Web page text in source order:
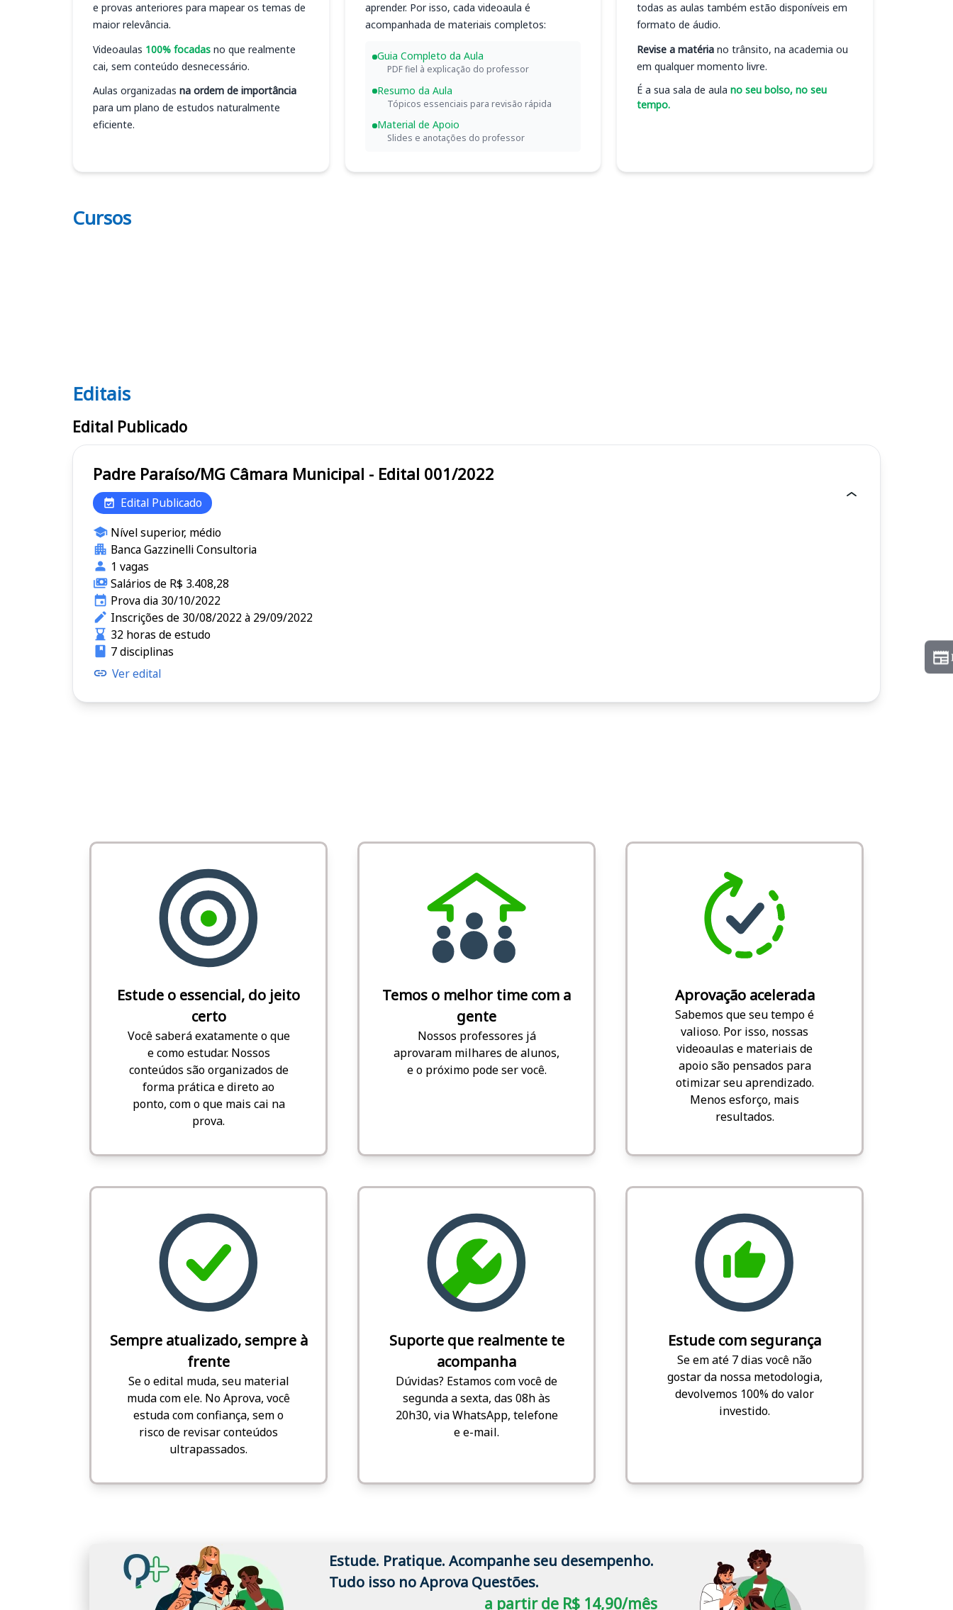
e provas anteriores para mapear os temas de
maior relevância.
Videoaulas 100% focadas no que realmente
cai, sem conteúdo desnecessário.
Aulas organizadas na ordem de importância
para um plano de estudos naturalmente
eficiente.
aprender. Por isso, cada videoaula é
acompanhada de materiais completos:
Guia Completo da Aula
PDF fiel à explicação do professor
Resumo da Aula
Tópicos essenciais para revisão rápida
Material de Apoio
Slides e anotações do professor
todas as aulas também estão disponíveis em
formato de áudio.
Revise a matéria no trânsito, na academia ou
em qualquer momento livre.
É a sua sala de aula no seu bolso, no seu
tempo.
Cursos
Editais
Editais
Edital Publicado
Padre Paraíso/MG Câmara Municipal - Edital 001/2022
Edital Publicado
Nível superior, médio
Banca Gazzinelli Consultoria
1 vagas
Salários de R$ 3.408,28
Prova dia 30/10/2022
Inscrições de 30/08/2022 à 29/09/2022
32 horas de estudo
7 disciplinas
Ver edital
Estude o essencial, do jeito
certo
Você saberá exatamente o que
e como estudar. Nossos
conteúdos são organizados de
forma prática e direto ao
ponto, com o que mais cai na
prova.
Temos o melhor time com a
gente
Nossos professores já
aprovaram milhares de alunos,
e o próximo pode ser você.
Aprovação acelerada
Sabemos que seu tempo é
valioso. Por isso, nossas
videoaulas e materiais de
apoio são pensados para
otimizar seu aprendizado.
Menos esforço, mais
resultados.
Sempre atualizado, sempre à
frente
Se o edital muda, seu material
muda com ele. No Aprova, você
estuda com confiança, sem o
risco de revisar conteúdos
ultrapassados.
Suporte que realmente te
acompanha
Dúvidas? Estamos com você de
segunda a sexta, das 08h às
20h30, via WhatsApp, telefone
e e-mail.
Estude com segurança
Se em até 7 dias você não
gostar da nossa metodologia,
devolvemos 100% do valor
investido.
Estude. Pratique. Acompanhe seu desempenho.
Tudo isso no Aprova Questões.
a partir de R$ 14,90/mês